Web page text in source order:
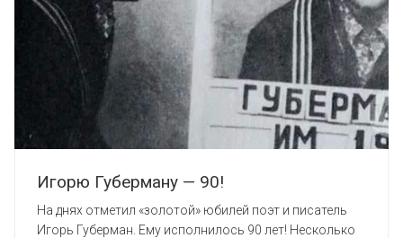
Игорю Губерману — 90!
На днях отметил «золотой» юбилей поэт и писатель
Игорь Губерман. Ему исполнилось 90 лет! Несколько